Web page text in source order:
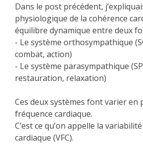
Dans le post précédent,
physiologique de la cohérence
équilibre dynamique entre deux
- Le système orthosympathique
combat, action)
- Le système parasympathique
restauration, relaxation)
Ces deux systèmes font varier en
fréquence cardiaque.
C’est ce qu’on appelle la
cardiaque (VFC).